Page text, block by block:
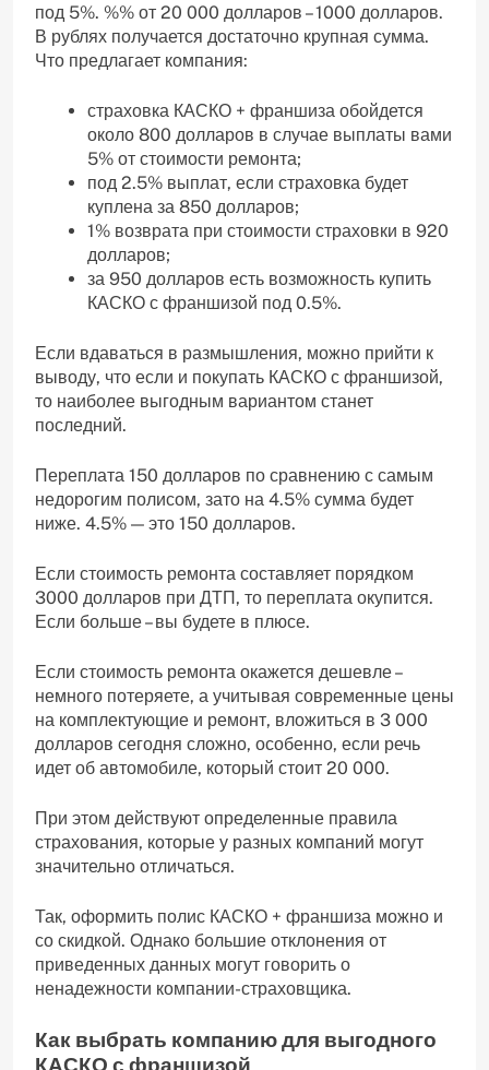
под 5%. %% от 20 000 долларов – 1000 долларов.
В рублях получается достаточно крупная сумма.
Что предлагает компания:
страховка КАСКО + франшиза обойдется
около 800 долларов в случае выплаты вами
5% от стоимости ремонта;
под 2.5% выплат, если страховка будет
куплена за 850 долларов;
1% возврата при стоимости страховки в 920
долларов;
за 950 долларов есть возможность купить
КАСКО с франшизой под 0.5%.
Если вдаваться в размышления, можно прийти к
выводу, что если и покупать КАСКО с франшизой,
то наиболее выгодным вариантом станет
последний.
Переплата 150 долларов по сравнению с самым
недорогим полисом, зато на 4.5% сумма будет
ниже. 4.5% — это 150 долларов.
Если стоимость ремонта составляет порядком
3000 долларов при ДТП, то переплата окупится.
Если больше – вы будете в плюсе.
Если стоимость ремонта окажется дешевле –
немного потеряете, а учитывая современные цены
на комплектующие и ремонт, вложиться в 3 000
долларов сегодня сложно, особенно, если речь
идет об автомобиле, который стоит 20 000.
При этом действуют определенные правила
страхования, которые у разных компаний могут
значительно отличаться.
Так, оформить полис КАСКО + франшиза можно и
со скидкой. Однако большие отклонения от
приведенных данных могут говорить о
ненадежности компании-страховщика.
Как выбрать компанию для выгодного
КАСКО с франшизой